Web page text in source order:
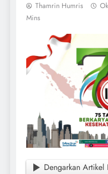
Thamrin Humris
Mins
Dengarkan Artikel